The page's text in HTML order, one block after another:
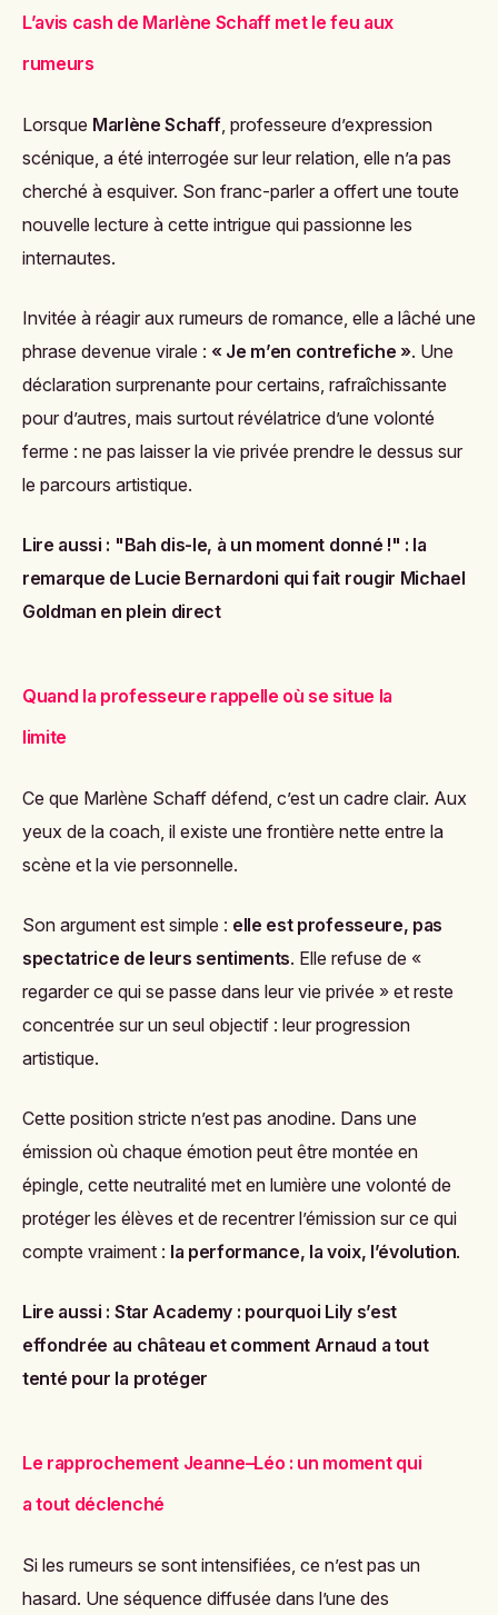
L’avis cash de Marlène Schaff met le feu aux
rumeurs
Lorsque Marlène Schaff, professeure d’expression
scénique, a été interrogée sur leur relation, elle n’a pas
cherché à esquiver. Son franc-parler a offert une toute
nouvelle lecture à cette intrigue qui passionne les
internautes.
Invitée à réagir aux rumeurs de romance, elle a lâché une
phrase devenue virale : « Je m’en contrefiche ». Une
déclaration surprenante pour certains, rafraîchissante
pour d’autres, mais surtout révélatrice d’une volonté
ferme : ne pas laisser la vie privée prendre le dessus sur
le parcours artistique.
Lire aussi : "Bah dis-le, à un moment donné !" : la
remarque de Lucie Bernardoni qui fait rougir Michael
Goldman en plein direct
Quand la professeure rappelle où se situe la
limite
Ce que Marlène Schaff défend, c’est un cadre clair. Aux
yeux de la coach, il existe une frontière nette entre la
scène et la vie personnelle.
Son argument est simple : elle est professeure, pas
spectatrice de leurs sentiments. Elle refuse de «
regarder ce qui se passe dans leur vie privée » et reste
concentrée sur un seul objectif : leur progression
artistique.
Cette position stricte n’est pas anodine. Dans une
émission où chaque émotion peut être montée en
épingle, cette neutralité met en lumière une volonté de
protéger les élèves et de recentrer l’émission sur ce qui
compte vraiment : la performance, la voix, l’évolution.
Lire aussi : Star Academy : pourquoi Lily s’est
effondrée au château et comment Arnaud a tout
tenté pour la protéger
Le rapprochement Jeanne–Léo : un moment qui
a tout déclenché
Si les rumeurs se sont intensifiées, ce n’est pas un
hasard. Une séquence diffusée dans l’une des